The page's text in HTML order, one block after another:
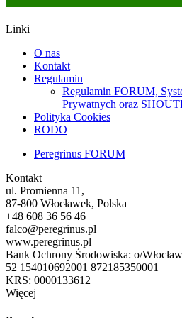
Linki
O nas
Kontakt
Regulamin
Regulamin FORUM,
Prywatnych oraz
Polityka Cookies
RODO
Peregrinus FORUM
Kontakt
ul. Promienna 11,
87-800 Włocławek, Polska
+48 608 36 56 46
falco@peregrinus.pl
www.peregrinus.pl
Bank Ochrony Środowiska: o/
52 154010692001 872185350001
KRS: 0000133612
Więcej